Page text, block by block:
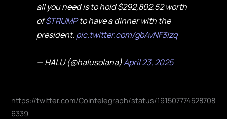
all you need is to hold $292,802.52 worth
of$TRUMPto have a dinner with the
president. pic.twitter.com/gbAvNF3Izq
— HALU (@halusolana)April 23, 2025
https://twitter.com/Cointelegraph/status/191507774528708
6339